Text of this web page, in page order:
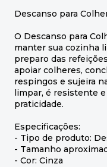
Descanso para
O Descanso para
manter sua cozinha
preparo das
apoiar colheres,
respingos e sujeira
limpar, é resistente
praticidade.
Especificações:
- Tipo de produto:
- Tamanho
- Cor: Cinza